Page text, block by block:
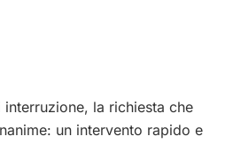
la richiesta che
un intervento rapido e